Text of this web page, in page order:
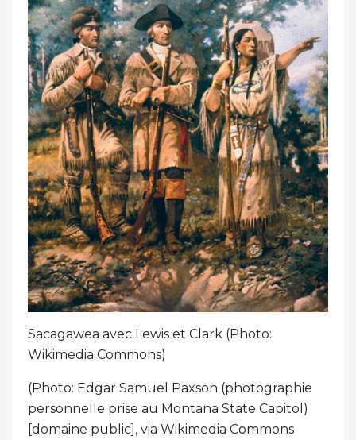
Sacagawea avec Lewis et Clark (Photo:
Wikimedia Commons)
(Photo: Edgar Samuel Paxson (photographie
personnelle prise au Montana State Capitol)
[domaine public], via Wikimedia Commons